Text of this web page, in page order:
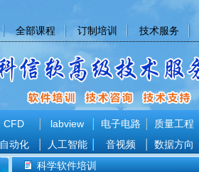
全部课程 订制培训 技术服务
CFD labview 电子电路
质量工程
自动化 人工智能 音视频
数据方向
科学软件培训